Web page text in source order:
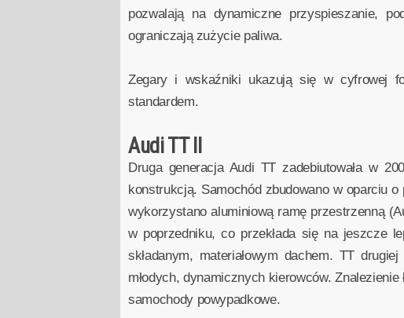
pozwalają na dynamiczne przyspieszanie,
ograniczają zużycie paliwa.
Zegary i wskaźniki ukazują się w cyfrowej
standardem.
Audi TT II
Druga generacja Audi TT zadebiutowała w
konstrukcją. Samochód zbudowano w oparciu
wykorzystano aluminiową ramę przestrzenną
w poprzedniku, co przekłada się na jeszcze
składanym, materiałowym dachem. TT
młodych, dynamicznych kierowców.
samochody powypadkowe.